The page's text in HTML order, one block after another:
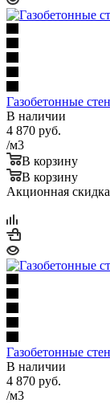
Газобетонные
В наличии
4 870 руб.
/м3
В корзину
В корзину
Акционная
Газобетонные
В наличии
4 870 руб.
/м3